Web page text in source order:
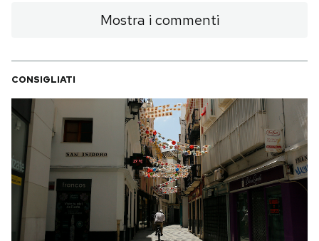
Mostra i commenti
CONSIGLIATI